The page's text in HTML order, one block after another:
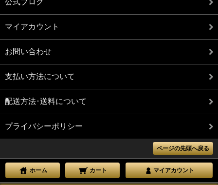
マイアカウント
お問い合わせ
支払い方法について
配送方法･送料について
プライバシーポリシー
ページの先頭へ戻る
ホーム カート マイアカウント